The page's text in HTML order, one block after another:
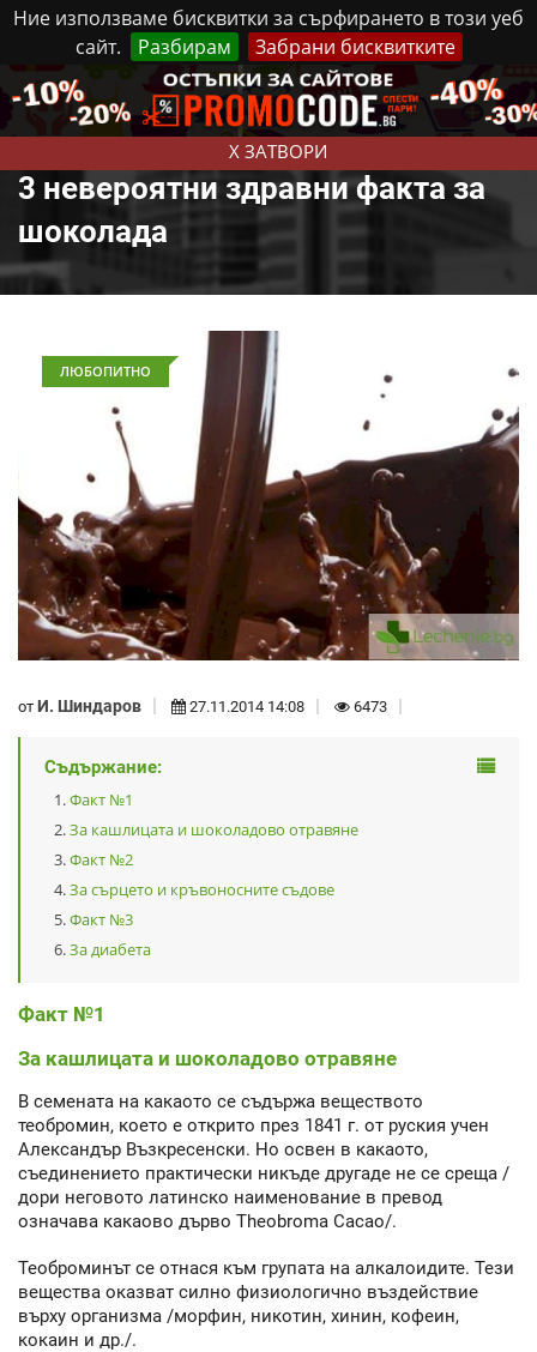
Ние използваме бисквитки за сърфирането в този уеб
сайт.
Разбирам Забрани бисквитките
X ЗАТВОРИ
Събота, 8 Август, 2026 Реклама Контакти
3 невероятни здравни факта за
шоколада
ЛЮБОПИТНО
от И. Шиндаров 27.11.2014 14:08 6473
Съдържание:
Факт №1
За кашлицата и шоколадово отравяне
Факт №2
За сърцето и кръвоносните съдове
Факт №3
За диабета
Факт №1
За кашлицата и шоколадово отравяне
В семената на какаото се съдържа веществото
теобромин, което е открито през 1841 г. от руския учен
Александър Възкресенски. Но освен в какаото,
съединението практически никъде другаде не се среща /
дори неговото латинско наименование в превод
означава какаово дърво Theobroma Cacao/.
Теоброминът се отнася към групата на алкалоидите. Тези
вещества оказват силно физиологично въздействие
върху организма /морфин, никотин, хинин, кофеин,
кокаин и др./.